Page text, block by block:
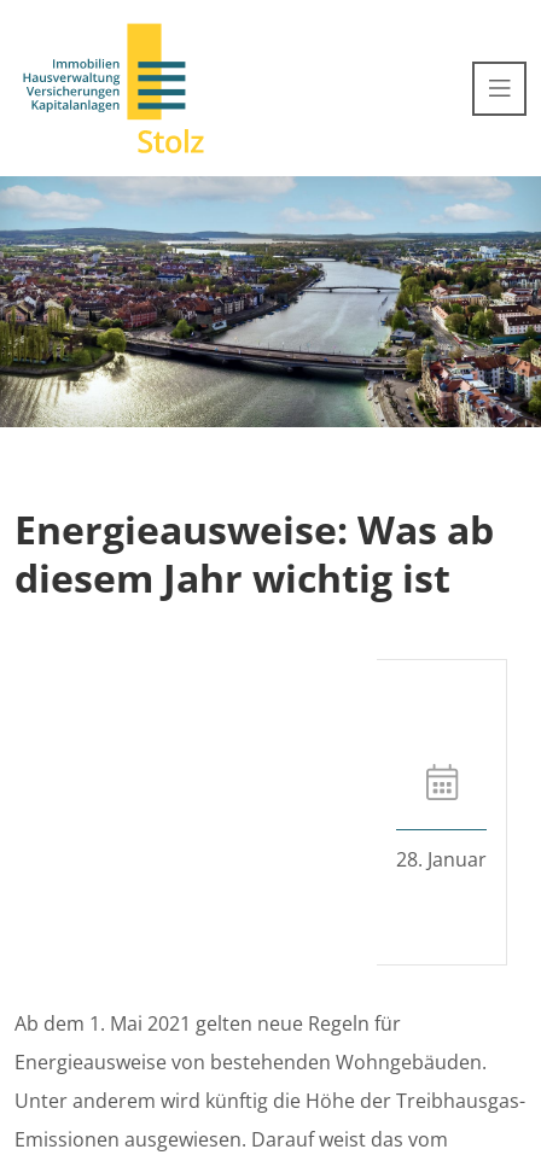
Energieausweise: Was ab
diesem Jahr wichtig ist
28. Januar
Ab dem 1. Mai 2021 gelten neue Regeln für
Energieausweise von bestehenden Wohngebäuden.
Unter anderem wird künftig die Höhe der Treibhausgas-
Emissionen ausgewiesen. Darauf weist das vom